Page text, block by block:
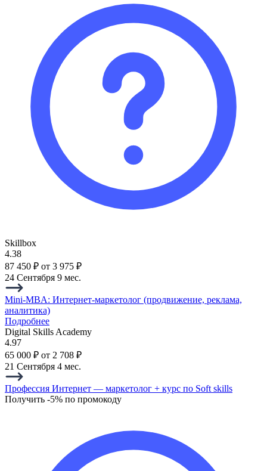
Skillbox
4.38
87 450 ₽ от 3 975 ₽
24 Сентября 9 мес.
Mini-MBA: Интернет-маркетолог (продвижение, реклама,
аналитика)
Подробнее
Digital Skills Academy
4.97
65 000 ₽ от 2 708 ₽
21 Сентября 4 мес.
Профессия Интернет — маркетолог + курс по Soft skills
Получить -5% по промокоду